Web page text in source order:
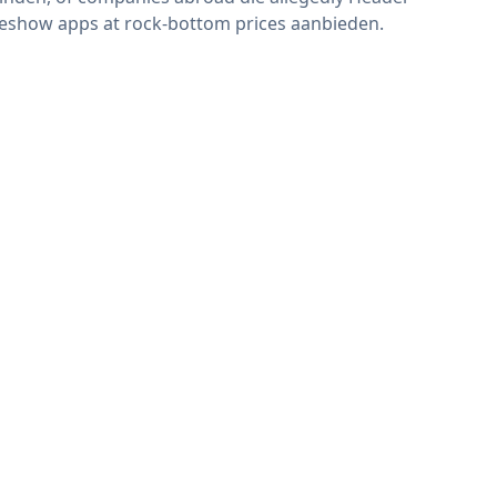
apps at rock-bottom prices aanbieden.